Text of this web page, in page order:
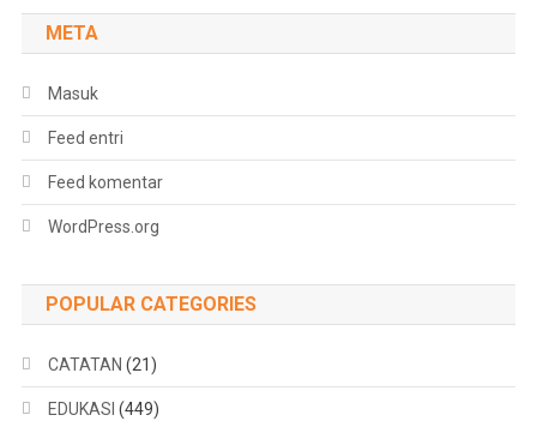
META
Masuk
Feed entri
Feed komentar
WordPress.org
POPULAR CATEGORIES
CATATAN (21)
EDUKASI (449)